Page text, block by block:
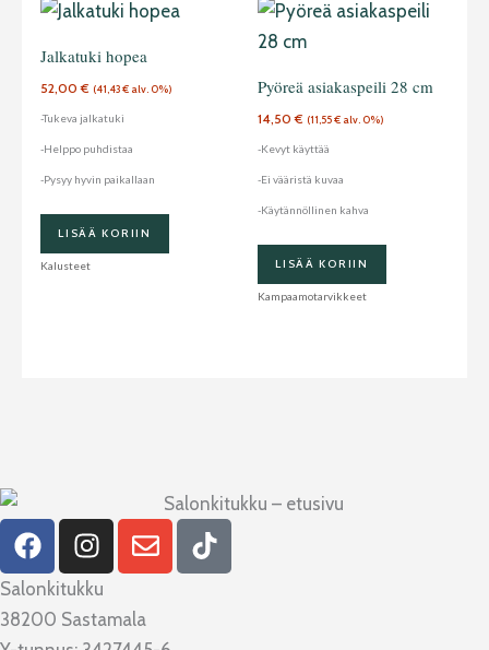
Jalkatuki hopea
52,00€ (41,43€ alv. 0%)
-Tukeva jalkatuki
-Helppo puhdistaa
-Pysyy hyvin paikallaan
LISÄÄ KORIIN
Kalusteet
Pyöreä asiakaspeili 28 cm
14,50€ (11,55€ alv. 0%)
-Kevyt käyttää
-Ei vääristä kuvaa
-Käytännöllinen kahva
LISÄÄ KORIIN
Kampaamotarvikkeet
F
a
c
e
b
I
n
s
t
a
E
n
e
l
T
i
Salonkitukku
38200 Sastamala